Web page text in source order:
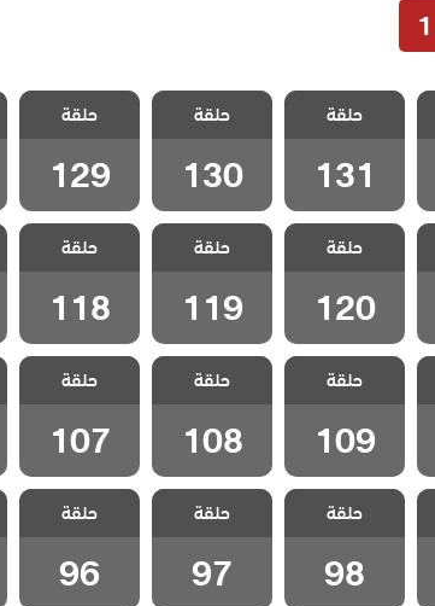
1
مسلسل الفناء
مدبلج الحلقة
131
حلقة
131
مسلسل الفناء
مدبلج الحلقة
130
حلقة
130
مسلسل الفناء
مدبلج الحلقة
129
حلقة
129
مسلسل الفناء
مدبلج الحلقة
120
حلقة
120
مسلسل الفناء
مدبلج الحلقة
119
حلقة
119
مسلسل الفناء
مدبلج الحلقة
118
حلقة
118
مسلسل الفناء
مدبلج الحلقة
109
حلقة
109
مسلسل الفناء
مدبلج الحلقة
108
حلقة
108
مسلسل الفناء
مدبلج الحلقة
107
حلقة
107
مسلسل الفناء
مدبلج الحلقة 98
حلقة
98
مسلسل الفناء
مدبلج الحلقة 97
حلقة
97
مسلسل الفناء
مدبلج الحلقة 96
حلقة
96